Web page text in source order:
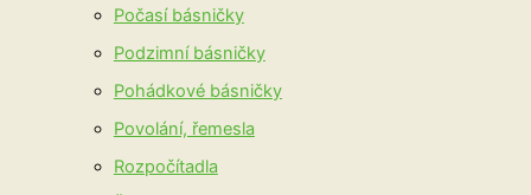
Počasí básničky
Podzimní básničky
Pohádkové básničky
Povolání, řemesla
Rozpočítadla